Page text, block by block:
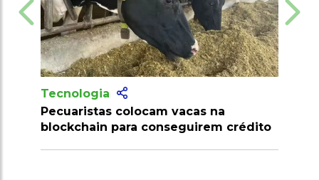
Tecnologia
Produtores recebem mais de 10
milhões de doses de vacinas contra